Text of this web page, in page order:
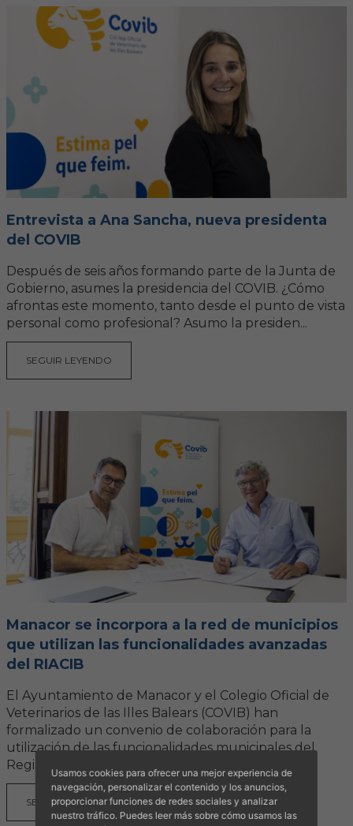
Entrevista a Ana Sancha, nueva presidenta
del COVIB
Después de seis años formando parte de la Junta de
Gobierno, asumes la presidencia del COVIB. ¿Cómo
afrontas este momento, tanto desde el punto de vista
personal como profesional? Asumo la presiden...
SEGUIR LEYENDO
Manacor se incorpora a la red de municipios
que utilizan las funcionalidades avanzadas
del RIACIB
El Ayuntamiento de Manacor y el Colegio Oficial de
Veterinarios de las Illes Balears (COVIB) han
formalizado un convenio de colaboración para la
utilización de las funcionalidades municipales del
Regi...
SEGUIR LEYENDO
Usamos cookies para ofrecer una mejor experiencia de
navegación, personalizar el contenido y los anuncios,
proporcionar funciones de redes sociales y analizar
nuestro tráfico. Puedes leer más sobre cómo usamos las